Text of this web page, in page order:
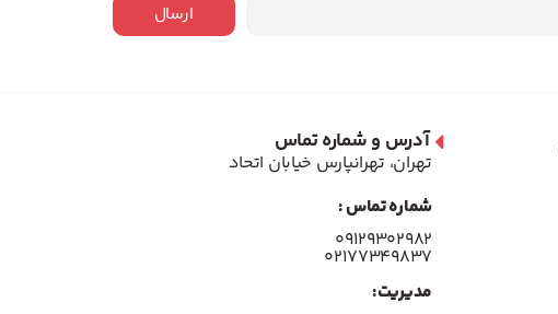
ارسال
آدرس و شماره تماس
تهران، تهرانپارس خیابان اتحاد
شماره تماس :
۰۹۱۲۹۳۰۲۹۸۲
۰۲۱۷۷۳۴۹۸۳۷
مدیریت: